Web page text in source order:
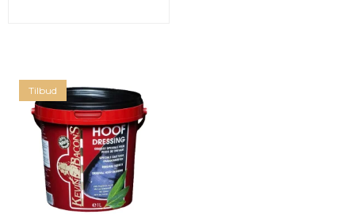
Tilbud